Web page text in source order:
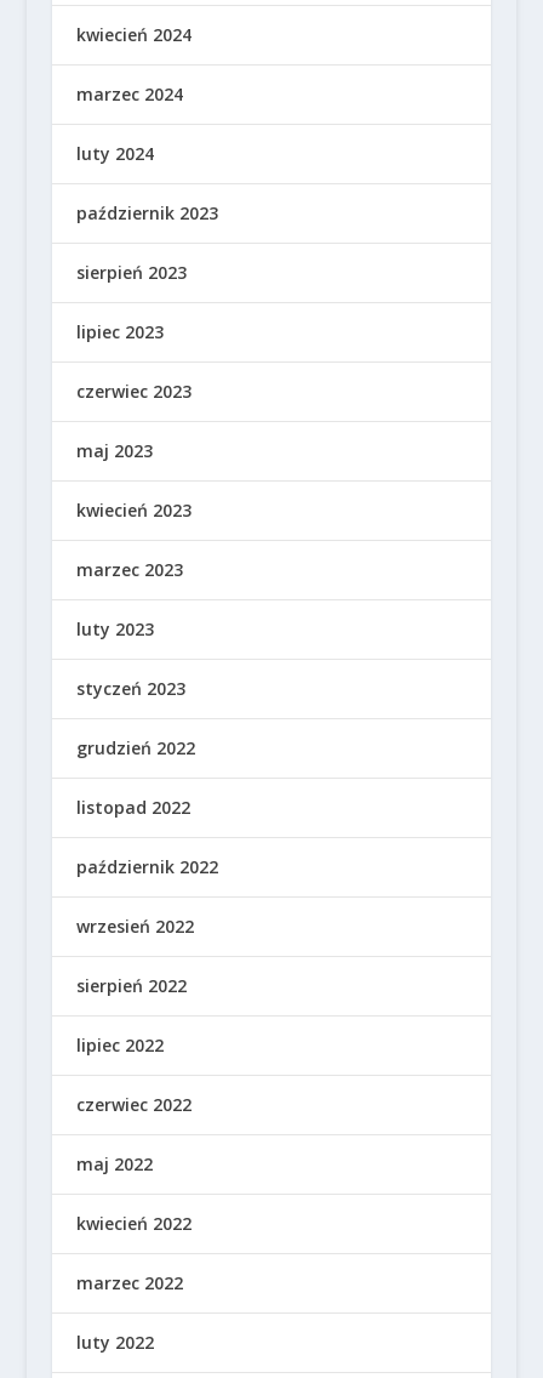
kwiecień 2024
marzec 2024
luty 2024
październik 2023
sierpień 2023
lipiec 2023
czerwiec 2023
maj 2023
kwiecień 2023
marzec 2023
luty 2023
styczeń 2023
grudzień 2022
listopad 2022
październik 2022
wrzesień 2022
sierpień 2022
lipiec 2022
czerwiec 2022
maj 2022
kwiecień 2022
marzec 2022
luty 2022